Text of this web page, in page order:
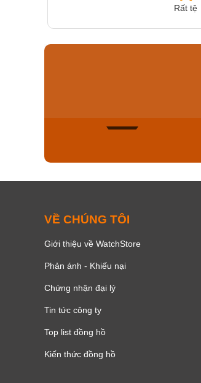
Rất tệ
VỀ CHÚNG TÔI
Giới thiệu về WatchStore
Phản ánh - Khiếu nại
Chứng nhận đại lý
Tin tức công ty
Top list đồng hồ
Kiến thức đồng hồ